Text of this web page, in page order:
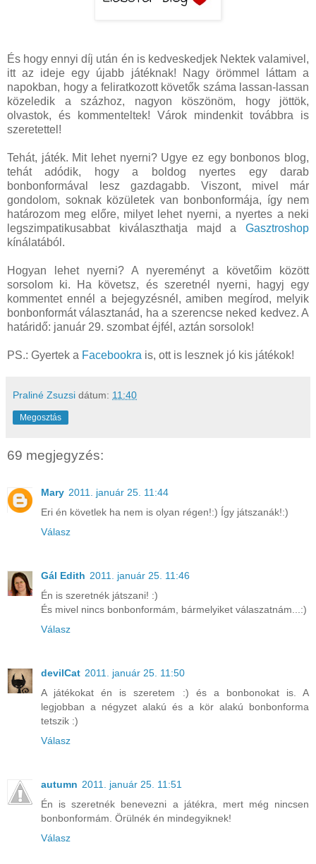
És hogy ennyi díj után én is kedveskedjek Nektek valamivel,
itt az ideje egy újabb játéknak! Nagy örömmel láttam a
napokban, hogy a feliratkozott követők száma lassan-lassan
közeledik a százhoz, nagyon köszönöm, hogy jöttök,
olvastok, és kommenteltek! Várok mindenkit továbbra is
szeretettel!
Tehát, játék. Mit lehet nyerni? Ugye ez egy bonbonos blog,
tehát adódik, hogy a boldog nyertes egy darab
bonbonformával lesz gazdagabb. Viszont, mivel már
gondolom, soknak közületek van bonbonformája, így nem
határozom meg előre, milyet lehet nyerni, a nyertes a neki
legszimpatikusabbat kiválaszthatja majd a Gasztroshop
kínálatából.
Hogyan lehet nyerni? A nyereményt a követőim között
sorsolom ki. Ha követsz, és szeretnél nyerni, hagyj egy
kommentet ennél a bejegyzésnél, amiben megírod, melyik
bonbonformát választanád, ha a szerencse neked kedvez. A
határidő: január 29. szombat éjfél, aztán sorsolok!
PS.: Gyertek a Facebookra is, ott is lesznek jó kis játékok!
Praliné Zsuzsi dátum: 11:40
Megosztás
69 megjegyzés:
Mary 2011. január 25. 11:44
Eri én követlek ha nem is olyan régen!:) Így játszanák!:)
Válasz
Gál Edith 2011. január 25. 11:46
Én is szeretnék játszani! :)
És mivel nincs bonbonformám, bármelyiket válaszatnám...:)
Válasz
devilCat 2011. január 25. 11:50
A játékokat én is szeretem :) és a bonbonokat is. A
legjobban a négyzet alakú és a kör alakú bonbonforma
tetszik :)
Válasz
autumn 2011. január 25. 11:51
Én is szeretnék benevezni a játékra, mert még nincsen
bonbonformám. Örülnék én mindegyiknek!
Válasz